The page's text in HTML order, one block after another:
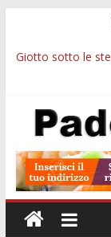
Giotto sotto le
Notizie di
scadenze
Concorso
Gemellaggi
domande entro il
Alloggi ESU
per ottenere un